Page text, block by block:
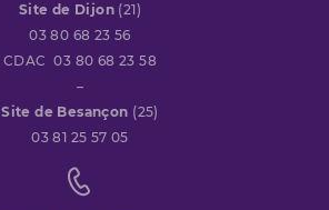
Site de Dijon (21)
03 80 68 23 56
CDAC 03 80 68 23 58
–
Site de Besançon (25)
03 81 25 57 05